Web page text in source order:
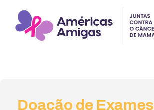
Doação de Exames